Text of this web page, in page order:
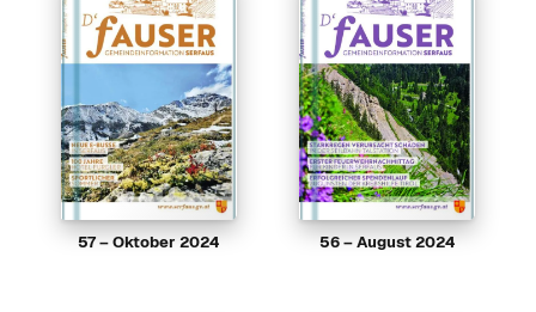
57 – Oktober 2024 56 – August 2024